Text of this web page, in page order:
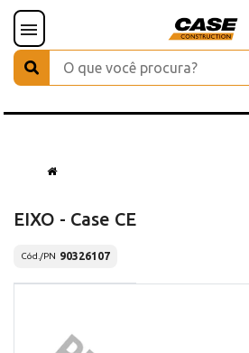
EIXO - Case CE
Cód./PN 90326107